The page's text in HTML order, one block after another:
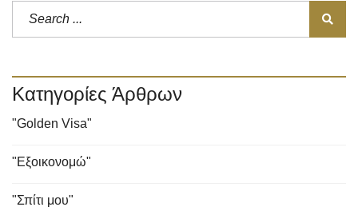
Κατηγορίες Άρθρων
"Golden Visa"
"Εξοικονομώ"
"Σπίτι μου"